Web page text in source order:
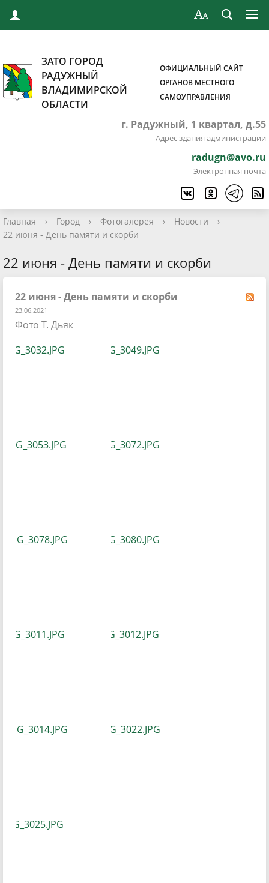
ЗАТО ГОРОД
РАДУЖНЫЙ
ВЛАДИМИРСКОЙ
ОБЛАСТИ
ОФИЦИАЛЬНЫЙ САЙТ
ОРГАНОВ МЕСТНОГО
САМОУПРАВЛЕНИЯ
г. Радужный, 1 квартал, д.55
Адрес здания администрации
radugn@avo.ru
Электронная почта
Главная › Город › Фотогалерея › Новости
›
22 июня - День памяти и скорби
22 июня - День памяти и скорби
22 июня - День памяти и скорби
23.06.2021
Фото Т. Дьяк